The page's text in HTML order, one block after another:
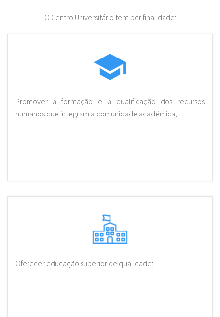
O Centro Universitário tem por finalidade:
Promover a formação e a qualificação dos recursos
humanos que integram a comunidade acadêmica;
Oferecer educação superior de qualidade;